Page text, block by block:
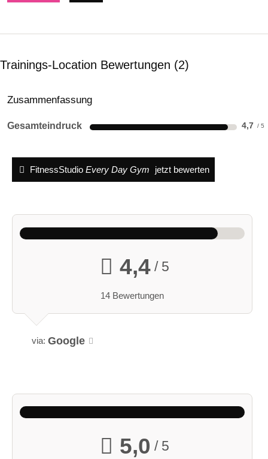
Trainings-Location Bewertungen 2
Zusammenfassung
Gesamteindruck 4,7
FitnessStudio Every Day Gym jetzt bewerten
4,4/ 5
14 Bewertungen
via: Google
5,0 / 5